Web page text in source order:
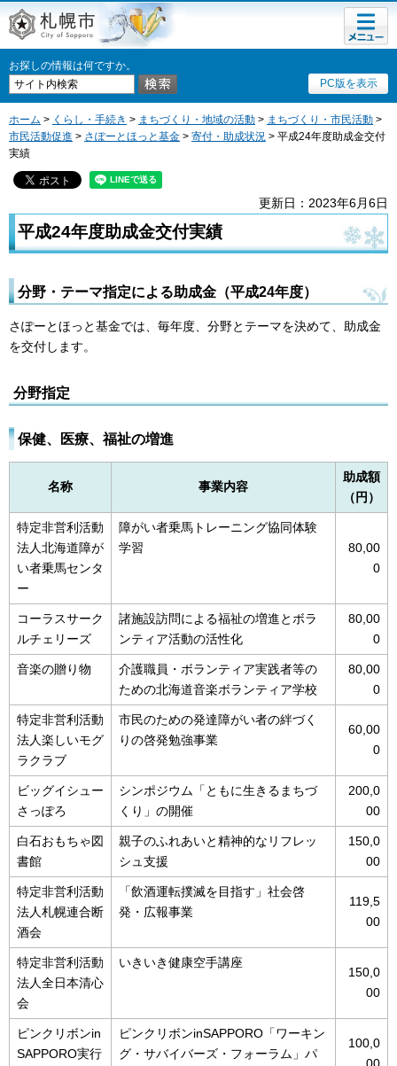
札幌市
お探しの情報は何ですか。
PC版を表示
メニュ
ー
ホーム > くらし・手続き > まちづくり・地域の活動 > まちづくり・市民活動 >
市民活動促進 > さぽーとほっと基金 > 寄付・助成状況 > 平成24年度助成金交付
実績
更新日：2023年6月6日
平成24年度助成金交付実績
分野・テーマ指定による助成金（平成24年度）
さぽーとほっと基金では、毎年度、分野とテーマを決めて、助成金
を交付します。
分野指定
保健、医療、福祉の増進
名称 事業内容
助成額
（円）
特定非営利活動
法人北海道障が
い者乗馬センタ
ー
障がい者乗馬トレーニング協同体験
学習
80,00
0
コーラスサーク
ルチェリーズ
諸施設訪問による福祉の増進とボラ
ンティア活動の活性化
80,00
0
音楽の贈り物
介護職員・ボランティア実践者等の
ための北海道音楽ボランティア学校
80,00
0
特定非営利活動
法人楽しいモグ
ラクラブ
市民のための発達障がい者の絆づく
りの啓発勉強事業
60,00
0
ビッグイシュー
さっぽろ
シンポジウム「ともに生きるまちづ
くり」の開催
200,0
00
白石おもちゃ図
書館
親子のふれあいと精神的なリフレッ
シュ支援
150,0
00
特定非営利活動
法人札幌連合断
酒会
「飲酒運転撲滅を目指す」社会啓
発・広報事業
119,5
00
特定非営利活動
法人全日本清心
会
いきいき健康空手講座
150,0
00
ピンクリボンin
SAPPORO実行
ピンクリボンinSAPPORO「ワーキン
グ・サバイバーズ・フォーラム」パ
100,0